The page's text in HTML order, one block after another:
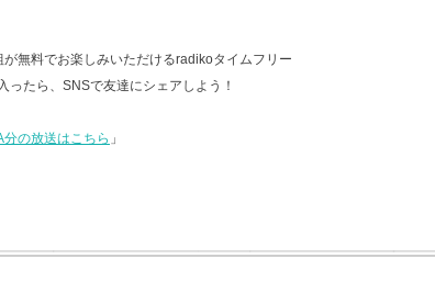
無料でお楽しみいただけるradikoタイムフリー
ったら、SNSで友達にシェアしよう！
の放送はこちら 」